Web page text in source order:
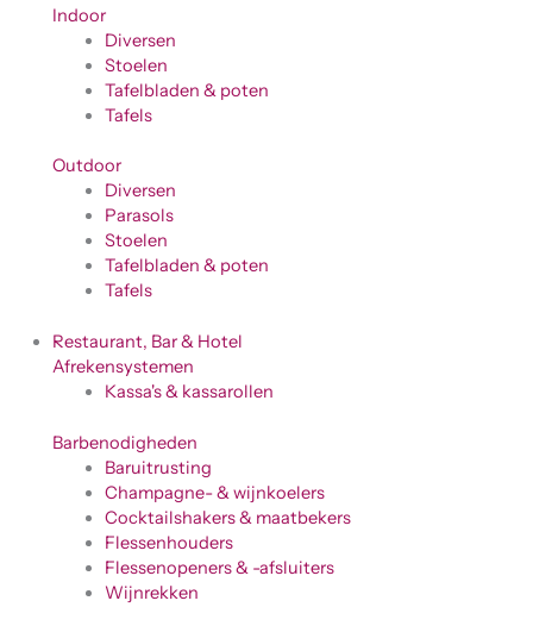
Indoor
Diversen
Stoelen
Tafelbladen & poten
Tafels
Outdoor
Diversen
Parasols
Stoelen
Tafelbladen & poten
Tafels
Restaurant, Bar & Hotel
Afrekensystemen
Kassa's & kassarollen
Barbenodigheden
Baruitrusting
Champagne- & wijnkoelers
Cocktailshakers & maatbekers
Flessenhouders
Flessenopeners & -afsluiters
Wijnrekken